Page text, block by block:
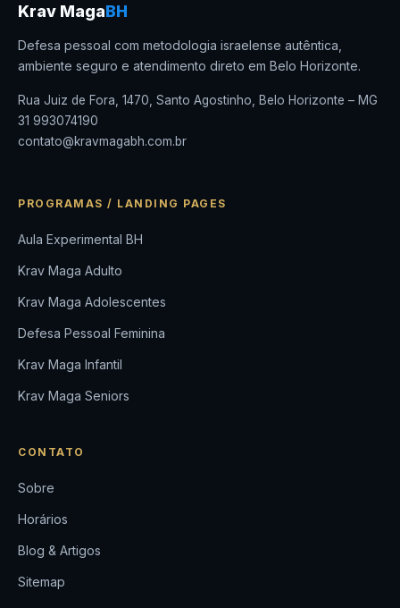
Krav MagaBH
Defesa pessoal com metodologia israelense autêntica,
ambiente seguro e atendimento direto em Belo Horizonte.
Rua Juiz de Fora, 1470, Santo Agostinho, Belo Horizonte – MG
31 993074190
contato@kravmagabh.com.br
PROGRAMAS / LANDING PAGES
Aula Experimental BH
Krav Maga Adulto
Krav Maga Adolescentes
Defesa Pessoal Feminina
Krav Maga Infantil
Krav Maga Seniors
CONTATO
Sobre
Horários
Blog & Artigos
Sitemap